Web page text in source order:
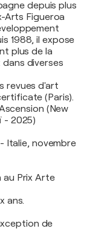
depuis plus
Arts Figueroa
1988, il expose
plus de la
diverses
revues d'art
(Paris).
(New
- 2025)
Italie, novembre
au Prix Arte
ans.
de